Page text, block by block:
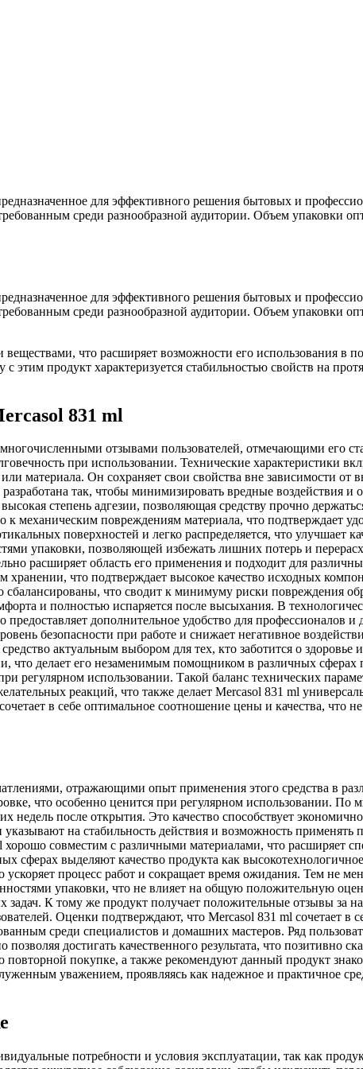
для эффективного решения бытовых и
среди разнообразной аудитории. Объем упаковки
для эффективного решения бытовых и
среди разнообразной аудитории. Объем упаковки
что расширяет возможности его использования в
этим продукт характеризуется стабильностью свойств на
831 ml
отзывами пользователей, отмечающими его
при использовании. Технические характеристики
материала. Он сохраняет свои свойства вне зависимости
так, чтобы минимизировать вредные воздействия и
степень адгезии, позволяющая средству прочно
механическим повреждениям материала, что подтверждает
поверхностей и легко распределяется, что улучшает
упаковки, позволяющей избежать лишних потерь и
расширяет область его применения и подходит для
хранении, что подтверждает высокое качество исходных
сбалансированы, что сводит к минимуму риски повреждения
и полностью испаряется после высыхания. В
дополнительное удобство для профессионалов
безопасности при работе и снижает негативное
актуальным выбором для тех, кто заботится о
что делает его незаменимым помощником в различных сферах
регулярном использовании. Такой баланс технических
реакций, что также делает Mercasol 831 ml
в себе оптимальное соотношение цены и качества, что
отражающими опыт применения этого средства в
что особенно ценится при регулярном использовании. По
недель после открытия. Это качество способствует
на стабильность действия и возможность применять
совместим с различными материалами, что расширяет
сферах выделяют качество продукта как
ускоряет процесс работ и сокращает время ожидания. Тем не
упаковки, что не влияет на общую положительную
К тому же продукт получает положительные отзывы за
Оценки подтверждают, что Mercasol 831 ml сочетает в
среди специалистов и домашних мастеров. Ряд
достигать качественного результата, что позитивно
покупке, а также рекомендуют данный продукт
уважением, проявляясь как надежное и практичное
потребности и условия эксплуатации, так как